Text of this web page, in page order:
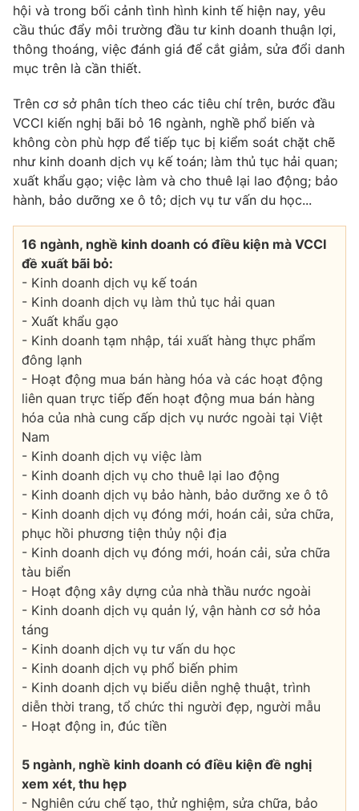
Tư vấn
Chuyên mục khác
Emagazine
Photo Infographic
Video Shorts video
VTV Money VTV Thể thao
VTV Sức khoẻ
Thị trường 24h Tấm lòng Việt
VTV4 Vươn mình bằng AI
VTV9 VTV8
Liên hệ tòa soạn
THỜI BÁO VTV
Theo dõi báo trên
Cơ quan chủ quản:Đài Truyền hình Việt Nam
Cơ quan báo chí:Thời báo VTV
Giấy phép hoạt động báo in và báo điện tử số 483/GP-BTTTT
cấp ngày 29/12/2023
Tổng Biên tập:Vũ Thanh Thủy
Phó Tổng Biên tập:Nguyễn Thị Mỹ Hạnh, Phạm Quốc Thắng,
Nguyễn Trọng Ninh
Tổng đài VTV:024.38 355 931 - 024.38 355 932
hội và trong bối cảnh tình hình kinh tế hiện nay, yêu
cầu thúc đẩy môi trường đầu tư kinh doanh thuận lợi,
thông thoáng, việc đánh giá để cắt giảm, sửa đổi danh
mục trên là cần thiết.
Trên cơ sở phân tích theo các tiêu chí trên, bước đầu
VCCI kiến nghị bãi bỏ 16 ngành, nghề phổ biến và
không còn phù hợp để tiếp tục bị kiểm soát chặt chẽ
như kinh doanh dịch vụ kế toán; làm thủ tục hải quan;
xuất khẩu gạo; việc làm và cho thuê lại lao động; bảo
hành, bảo dưỡng xe ô tô; dịch vụ tư vấn du học...
16 ngành, nghề kinh doanh có điều kiện mà VCCI
đề xuất bãi bỏ:
- Kinh doanh dịch vụ kế toán
- Kinh doanh dịch vụ làm thủ tục hải quan
- Xuất khẩu gạo
- Kinh doanh tạm nhập, tái xuất hàng thực phẩm
đông lạnh
- Hoạt động mua bán hàng hóa và các hoạt động
liên quan trực tiếp đến hoạt động mua bán hàng
hóa của nhà cung cấp dịch vụ nước ngoài tại Việt
Nam
- Kinh doanh dịch vụ việc làm
- Kinh doanh dịch vụ cho thuê lại lao động
- Kinh doanh dịch vụ bảo hành, bảo dưỡng xe ô tô
- Kinh doanh dịch vụ đóng mới, hoán cải, sửa chữa,
phục hồi phương tiện thủy nội địa
- Kinh doanh dịch vụ đóng mới, hoán cải, sửa chữa
tàu biển
- Hoạt động xây dựng của nhà thầu nước ngoài
- Kinh doanh dịch vụ quản lý, vận hành cơ sở hỏa
táng
- Kinh doanh dịch vụ tư vấn du học
- Kinh doanh dịch vụ phổ biến phim
- Kinh doanh dịch vụ biểu diễn nghệ thuật, trình
diễn thời trang, tổ chức thi người đẹp, người mẫu
- Hoạt động in, đúc tiền
5 ngành, nghề kinh doanh có điều kiện đề nghị
xem xét, thu hẹp
- Nghiên cứu chế tạo, thử nghiệm, sửa chữa, bảo